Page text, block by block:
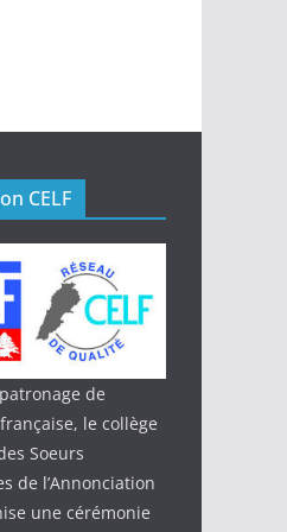
CELF
de
le collège
Soeurs
de l’Annonciation
une cérémonie